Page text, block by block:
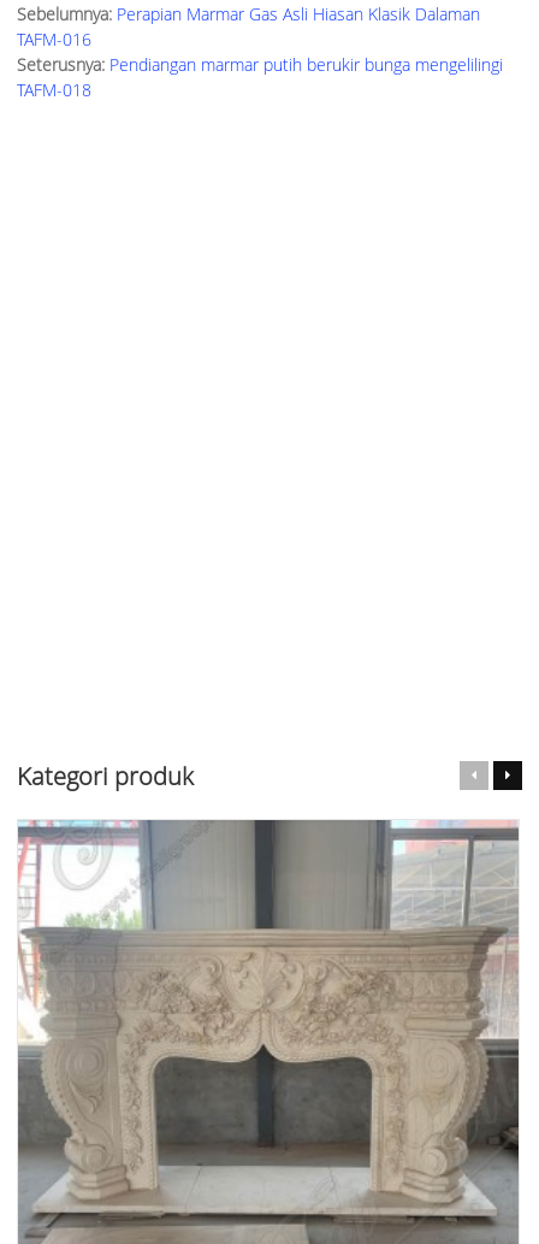
Sebelumnya: Perapian Marmar Gas Asli Hiasan Klasik Dalaman
TAFM-016
Seterusnya: Pendiangan marmar putih berukir bunga mengelilingi
TAFM-018
Kategori produk